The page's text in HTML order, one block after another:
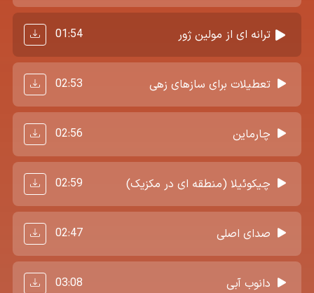
ترانه ای از مولین ژور 01:54
تعطیلات برای سازهای زهی 02:53
چارماین 02:56
چیکوئیلا (منطقه ای در مکزیک) 02:59
صدای اصلی 02:47
دانوب آبی 03:08